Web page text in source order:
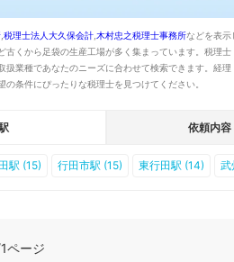
税理士法人大久保会計 木村忠之税理士事務所などを表示
くから足袋の生産工場が多く集まっています。税理
業種であなたのニーズに合わせて検索できます。経
条件にぴったりな税理士を見つけてください。
依頼内容
駅 (15) 行田市駅 (15) 東行田駅 (14) 武
ページ